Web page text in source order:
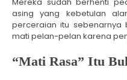
Mereka sudah berhenti
asing yang kebetulan
perceraian itu sebenarnya
mati pelan-pelan karena
“Mati Rasa” Itu